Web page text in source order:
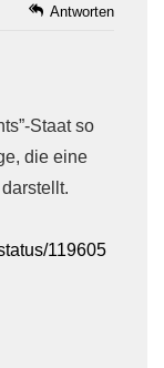
Antworten
Staat so
die eine
119605